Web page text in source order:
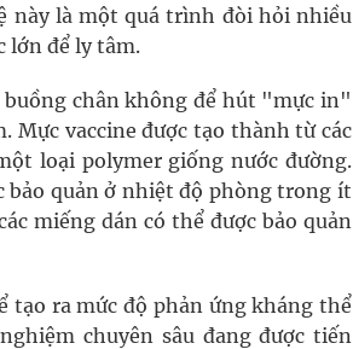
này là một quá trình đòi hỏi nhiều
lớn để ly tâm.
chân không để hút "mực in"
Mực vaccine được tạo thành từ các
loại polymer giống nước đường.
bảo quản ở nhiệt độ phòng trong ít
miếng dán có thể được bảo quản
tạo ra mức độ phản ứng kháng thể
chuyên sâu đang được tiến